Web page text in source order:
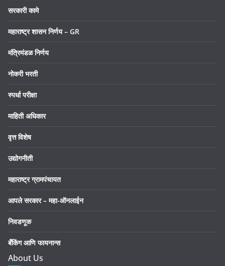
सरकारी कामे
महाराष्ट्र शासन निर्णय – GR
मंत्रिमंडळ निर्णय
नोकरी भरती
स्पर्धा परीक्षा
माहिती अधिकार
वृत्त विशेष
उद्योगनीती
महाराष्ट्र ग्रामपंचायत
आपले सरकार – महा-ऑनलाईन
निवडणूक
बँकिंग आणि फायनान्स
About Us